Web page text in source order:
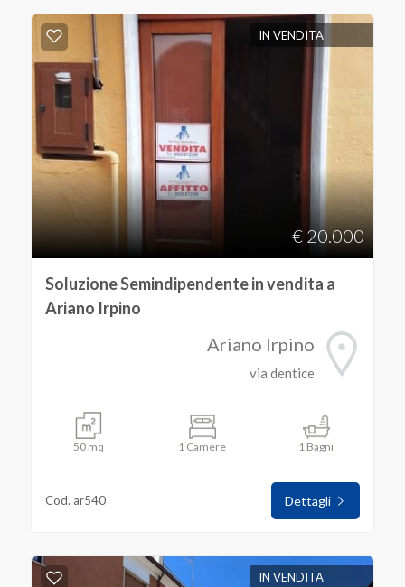
IN VENDITA
€ 20.000
Soluzione Semindipendente in vendita a
Ariano Irpino
Ariano Irpino
via dentice
50 mq 1 Camere 1 Bagni
Cod. ar540 Dettagli
IN VENDITA